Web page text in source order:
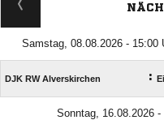
Samstag, 08.08.2026 - 15:00
DJK RW Alverskirchen :
Sonntag, 16.08.2026